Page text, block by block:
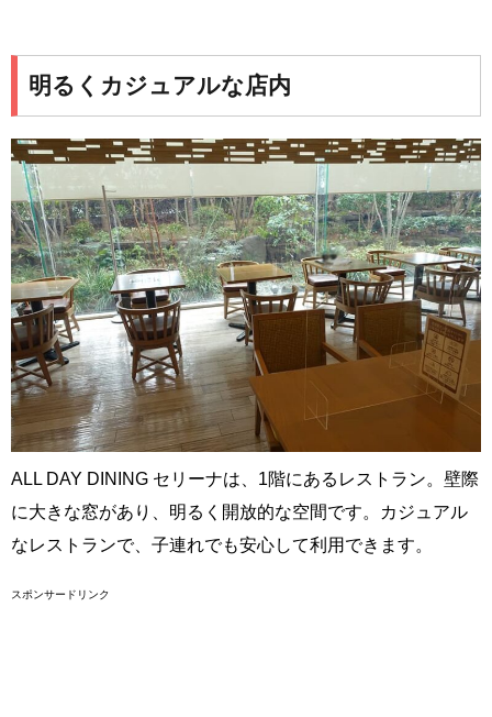
明るくカジュアルな店内
ALL DAY DINING セリーナは、1階にあるレストラン。壁際
に大きな窓があり、明るく開放的な空間です。カジュアル
なレストランで、子連れでも安心して利用できます。
スポンサードリンク